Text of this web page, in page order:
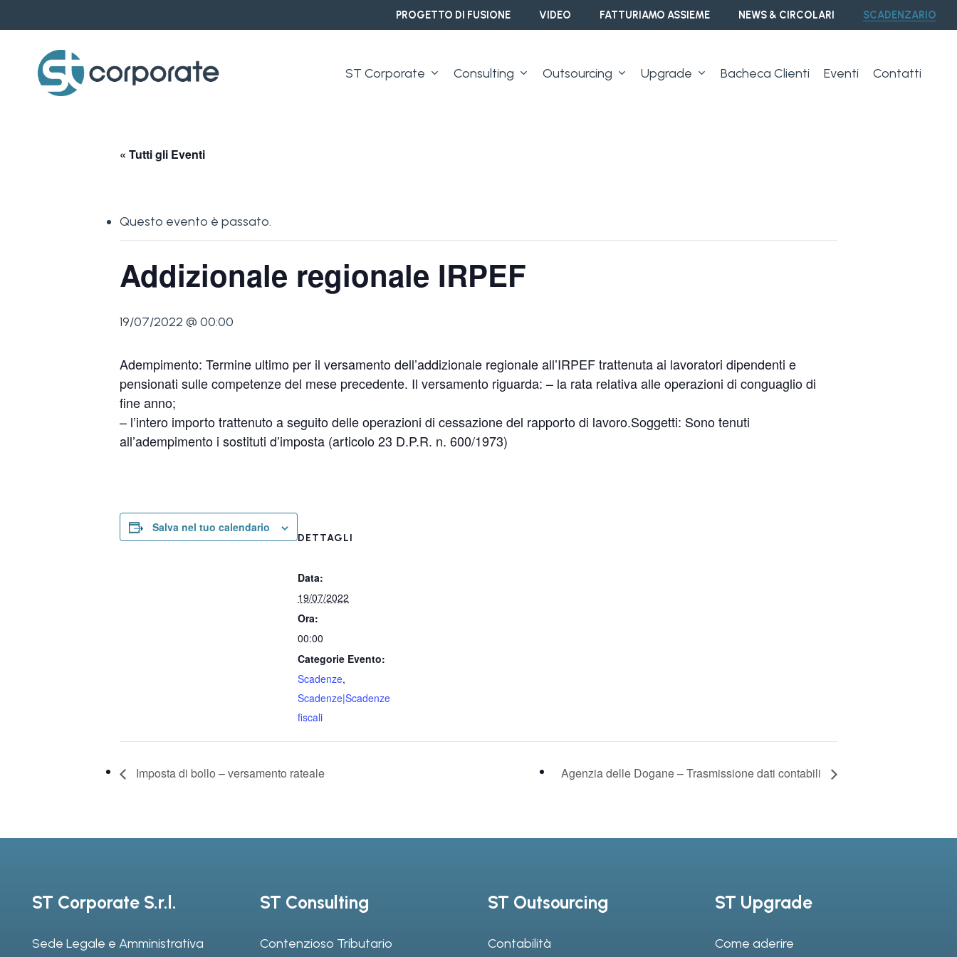
to
content
PROGETTO DI FUSIONE VIDEO FATTURIAMO ASSIEME NEWS & CIRCOLARI SCADENZARIO
ST Corporate Consulting Outsourcing Upgrade Bacheca Clienti Eventi Contatti
« Tutti gli Eventi
Questo evento è passato.
Addizionale regionale IRPEF
19/07/2022 @ 00:00
Adempimento: Termine ultimo per il versamento dell’addizionale regionale all’IRPEF trattenuta ai lavoratori dipendenti e
pensionati sulle competenze del mese precedente. Il versamento riguarda: – la rata relativa alle operazioni di conguaglio di
fine anno;
– l’intero importo trattenuto a seguito delle operazioni di cessazione del rapporto di lavoro.Soggetti: Sono tenuti
all’adempimento i sostituti d’imposta (articolo 23 D.P.R. n. 600/1973)
Salva nel tuo calendario
DETTAGLI
Data:
19/07/2022
Ora:
00:00
Categorie Evento:
Scadenze,
Scadenze|Scadenze
fiscali
Imposta di bollo – versamento rateale Agenzia delle Dogane – Trasmissione dati contabili
ST Corporate S.r.l.
Sede Legale e Amministrativa
ST Consulting
Contenzioso Tributario
ST Outsourcing
Contabilità
ST Upgrade
Come aderire